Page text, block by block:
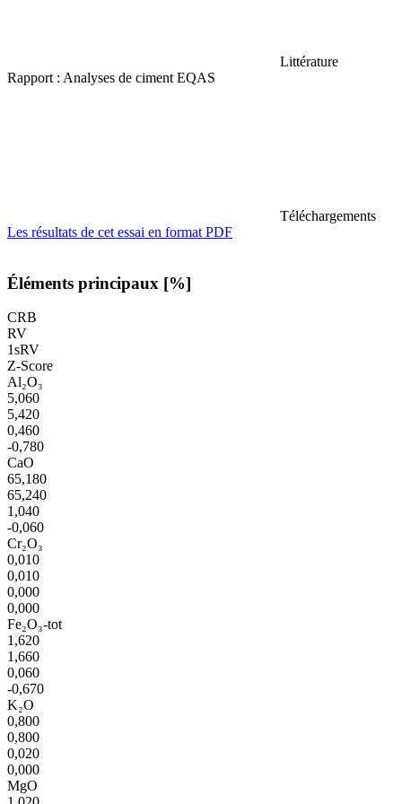
Littérature
Rapport : Analyses de ciment EQAS
Téléchargements
Les résultats de cet essai en format PDF
Éléments principaux [%]
CRB
RV
1sRV
Z-Score
Al₂O₃
5,060
5,420
0,460
-0,780
CaO
65,180
65,240
1,040
-0,060
Cr₂O₃
0,010
0,010
0,000
0,000
Fe₂O₃-tot
1,620
1,660
0,060
-0,670
K₂O
0,800
0,800
0,020
0,000
MgO